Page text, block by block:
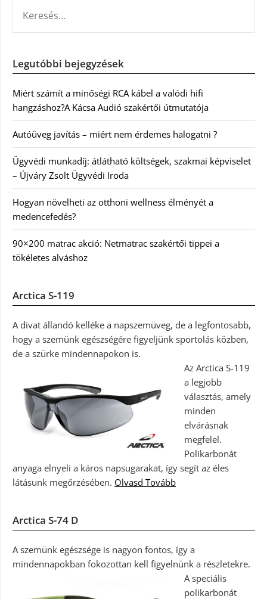
Legutóbbi bejegyzések
Miért számít a minőségi RCA kábel a valódi hifi
hangzáshoz?A Kácsa Audió szakértői útmutatója
Autóüveg javítás – miért nem érdemes halogatni ?
Ügyvédi munkadíj: átlátható költségek, szakmai képviselet
– Újváry Zsolt Ügyvédi Iroda
Hogyan növelheti az otthoni wellness élményét a
medencefedés?
90×200 matrac akció: Netmatrac szakértői tippei a
tökéletes alváshoz
Arctica S-119
A divat állandó kelléke a napszemüveg, de a legfontosabb,
hogy a szemünk egészségére figyeljünk sportolás közben,
de a szürke mindennapokon is.
Az Arctica S-119
a legjobb
választás, amely
minden
elvárásnak
megfelel.
Polikarbonát
anyaga elnyeli a káros napsugarakat, így segít az éles
látásunk megőrzésében. Olvasd Tovább
Arctica S-74 D
A szemünk egészsége is nagyon fontos, így a
mindennapokban fokozottan kell figyelnünk a részletekre.
A speciális
polikarbonát